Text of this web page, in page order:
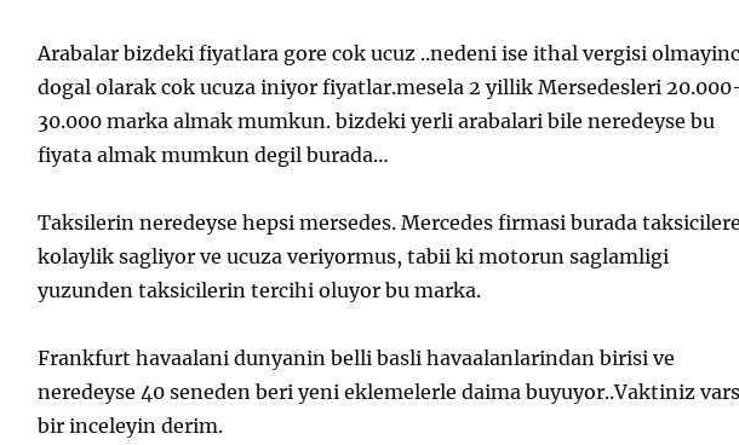
Arabalar bizdeki fiyatlara gore cok ucuz ..nedeni ise ithal vergisi
dogal olarak cok ucuza iniyor fiyatlar.mesela 2 yillik Mersedesleri
30.000 marka almak mumkun. bizdeki yerli arabalari bile neredeyse bu
fiyata almak mumkun degil burada…
Taksilerin neredeyse hepsi mersedes. Mercedes firmasi burada taksicilere
kolaylik sagliyor ve ucuza veriyormus, tabii ki motorun saglamligi
yuzunden taksicilerin tercihi oluyor bu marka.
Frankfurt havaalani dunyanin belli basli havaalanlarindan birisi ve
neredeyse 40 seneden beri yeni eklemelerle daima buyuyor..Vaktiniz
bir inceleyin derim.